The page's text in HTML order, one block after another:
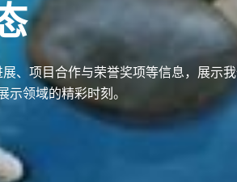
、项目合作与荣誉奖项等信息，展示
示领域的精彩时刻。